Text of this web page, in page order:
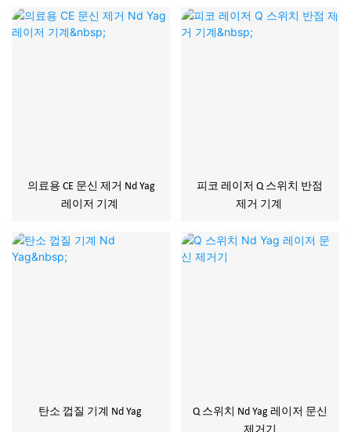
의료용 CE 문신 제거 Nd Yag
레이저 기계
피코 레이저 Q 스위치 반점
제거 기계
탄소 껍질 기계 Nd Yag
Q 스위치 Nd Yag 레이저 문신